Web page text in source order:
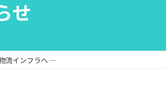
せ
流インフラへ ―